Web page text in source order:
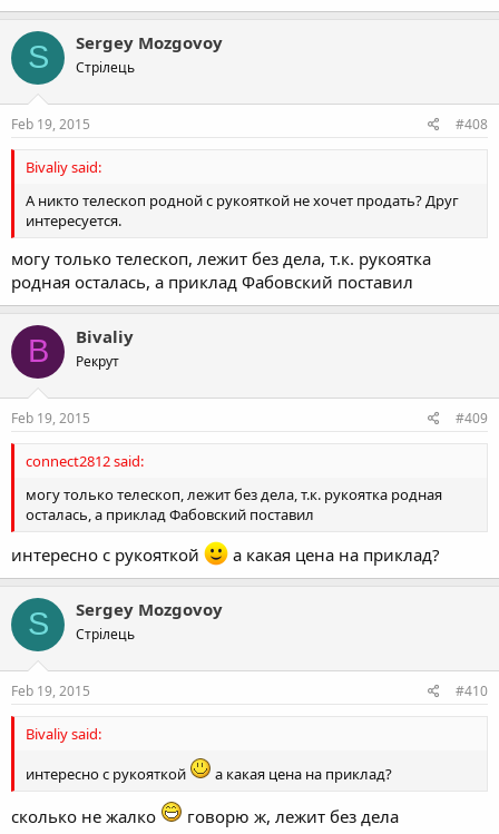
S Sergey Mozgovoy
Стрілець
Feb 19, 2015 #408
Bivaliy said:
А никто телескоп родной с рукояткой не хочет продать? Друг
интересуется.
могу только телескоп, лежит без дела, т.к. рукоятка
родная осталась, а приклад Фабовский поставил
B Bivaliy
Рекрут
Feb 19, 2015 #409
connect2812 said:
могу только телескоп, лежит без дела, т.к. рукоятка родная
осталась, а приклад Фабовский поставил
интересно с рукояткой а какая цена на приклад?
S Sergey Mozgovoy
Стрілець
Feb 19, 2015 #410
Bivaliy said:
интересно с рукояткой
а какая цена на приклад?
сколько не жалко говорю ж, лежит без дела